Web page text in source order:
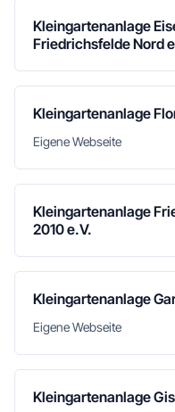
Kleingartenanlage
Friedrichsfelde Nord
Kleingartenanlage
Eigene Webseite
Kleingartenanlage
2010 e.V.
Kleingartenanlage
Eigene Webseite
Kleingartenanlage